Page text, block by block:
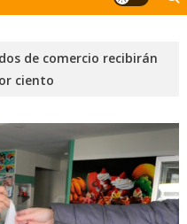
de comercio recibirán
ciento